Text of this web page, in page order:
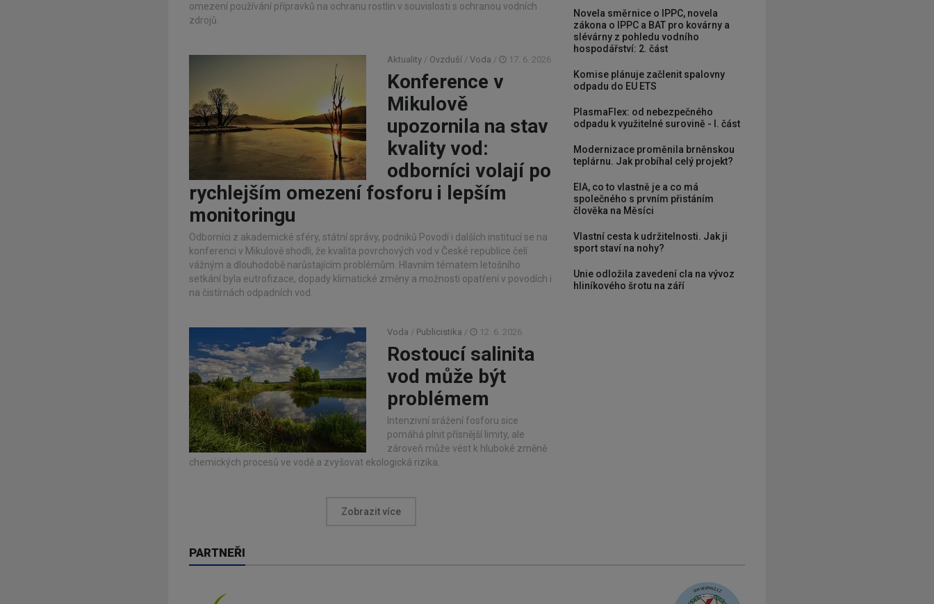
omezení používání přípravků na ochranu rostlin v souvislosti s ochranou vodních
zdrojů.
Aktuality / Ovzduší / Voda / 17. 6. 2026
Konference v
Mikulově
upozornila na stav
kvality vod:
odborníci volají po
rychlejším omezení fosforu i lepším
monitoringu
Odborníci z akademické sféry, státní správy, podniků Povodí i dalších institucí se na
konferenci v Mikulově shodli, že kvalita povrchových vod v České republice čelí
vážným a dlouhodobě narůstajícím problémům. Hlavním tématem letošního
setkání byla eutrofizace, dopady klimatické změny a možnosti opatření v povodích i
na čistírnách odpadních vod.
Voda / Publicistika / 12. 6. 2026
Rostoucí salinita
vod může být
problémem
Intenzivní srážení fosforu sice
pomáhá plnit přísnější limity, ale
zároveň může vést k hluboké změně
chemických procesů ve vodě a zvyšovat ekologická rizika.
Zobrazit více
Novela směrnice o IPPC, novela
zákona o IPPC a BAT pro kovárny a
slévárny z pohledu vodního
hospodářství: 2. část
Komise plánuje začlenit spalovny
odpadu do EU ETS
PlasmaFlex: od nebezpečného
odpadu k využitelné surovině - I. část
Modernizace proměnila brněnskou
teplárnu. Jak probíhal celý projekt?
EIA, co to vlastně je a co má
společného s prvním přistáním
člověka na Měsíci
Vlastní cesta k udržitelnosti. Jak ji
sport staví na nohy?
Unie odložila zavedení cla na vývoz
hliníkového šrotu na září
PARTNEŘI